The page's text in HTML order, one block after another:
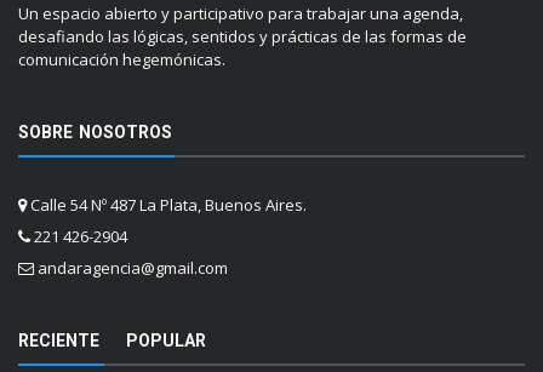
Un espacio abierto y participativo para trabajar una agenda,
desafiando las lógicas, sentidos y prácticas de las formas de
comunicación hegemónicas.
SOBRE NOSOTROS
Calle 54 Nº 487 La Plata, Buenos Aires.
221 426-2904
andaragencia@gmail.com
RECIENTE POPULAR